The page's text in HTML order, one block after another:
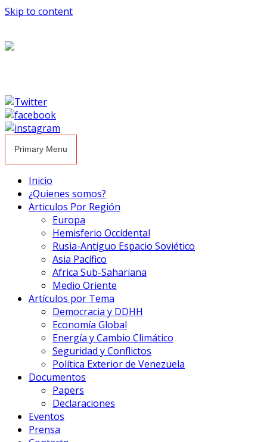
Skip to content
Primary Menu
Inicio
¿Quienes somos?
Articulos Por Región
Europa
Hemisferio Occidental
Rusia-Antiguo Espacio Soviético
Asia Pacífico
Africa Sub-Sahariana
Medio Oriente
Artículos por Tema
Democracia y DDHH
Economía Global
Energía y Cambio Climático
Seguridad y Conflictos
Política Exterior de Venezuela
Documentos
Papers
Declaraciones
Eventos
Prensa